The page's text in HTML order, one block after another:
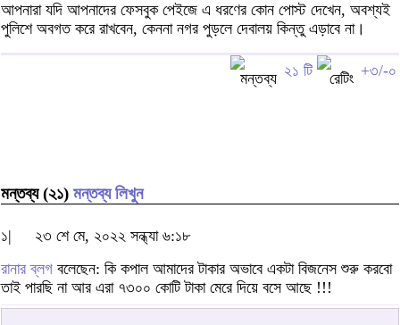
আপনারা যদি আপনাদের ফেসবুক পেইজে এ ধরণের কোন পোস্ট দেখেন, অবশ্যই
পুলিশে অবগত করে রাখবেন, কেননা নগর পুড়লে দেবালয় কিন্তু এড়াবে না।
২১ টি +৩/-০
মন্তব্য (২১) মন্তব্য লিখুন
১|
২৩ শে মে, ২০২২ সন্ধ্যা ৬:১৮
রানার ব্লগ বলেছেন: কি কপাল আমাদের টাকার অভাবে একটা বিজনেস শুরু করবো
তাই পারছি না আর এরা ৭৩০০ কোটি টাকা মেরে দিয়ে বসে আছে !!!